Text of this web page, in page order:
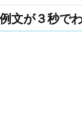
文が３秒で